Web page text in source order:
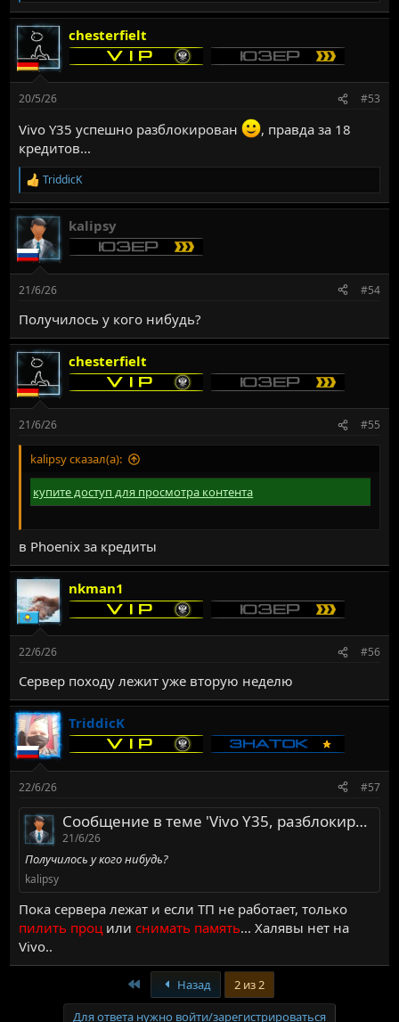
е
а
ц
и
и
:
chesterfielt
20/5/26 #53
Vivo Y35 успешно разблокирован
, правда за 18
кредитов...
Р
е
а
к
ц
и
и
:
TriddicK
kalipsy
21/6/26 #54
Получилось у кого нибудь?
chesterfielt
21/6/26 #55
kalipsy сказал(а):
купите доступ для просмотра контента
в Phoenix за кредиты
nkman1
22/6/26 #56
Сервер походу лежит уже вторую неделю
TriddicK
22/6/26 #57
Сообщение в теме 'Vivo Y35, разблокировать.'
21/6/26
Получилось у кого нибудь?
kalipsy
Пока сервера лежат и если ТП не работает, только
пилить проц илиснимать память... Халявы нет на
Vivo..
ПервыйНазад
2 из 2
Для ответа нужно войти/зарегистрироваться